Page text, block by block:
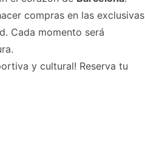
compras en las exclusivas
Cada momento será
y cultural! Reserva tu